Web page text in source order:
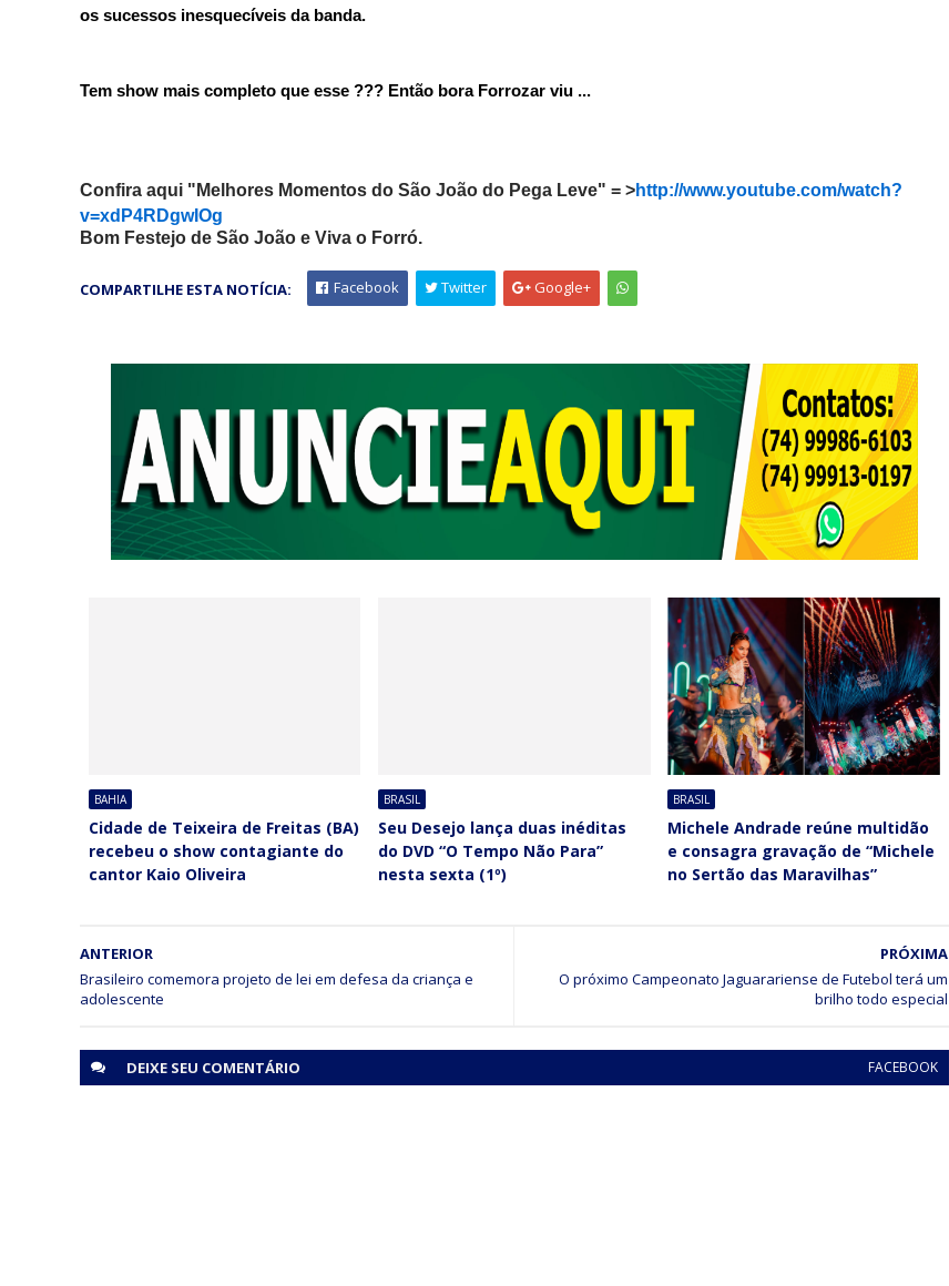
os sucessos inesquecíveis da banda.
Tem show mais completo que esse ??? Então bora Forrozar viu ...
Confira aqui "Melhores Momentos do São João do Pega Leve" = >http://www.youtube.com/watch?
v=xdP4RDgwIOg
Bom Festejo de São João e Viva o Forró.
COMPARTILHE ESTA NOTÍCIA: Facebook Twitter Google+
BAHIA
Cidade de Teixeira de Freitas (BA)
recebeu o show contagiante do
cantor Kaio Oliveira
BRASIL
Seu Desejo lança duas inéditas
do DVD “O Tempo Não Para”
nesta sexta (1º)
BRASIL
Michele Andrade reúne multidão
e consagra gravação de “Michele
no Sertão das Maravilhas”
PRÓXIMA
O próximo Campeonato Jaguarariense de Futebol terá um
brilho todo especial
ANTERIOR
Brasileiro comemora projeto de lei em defesa da criança e
DEIXE SEU COMENTÁRIO FACEBOOK